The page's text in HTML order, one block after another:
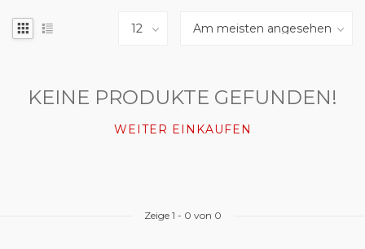
KEINE PRODUKTE GEFUNDEN!
WEITER EINKAUFEN
Zeige 1 - 0 von 0